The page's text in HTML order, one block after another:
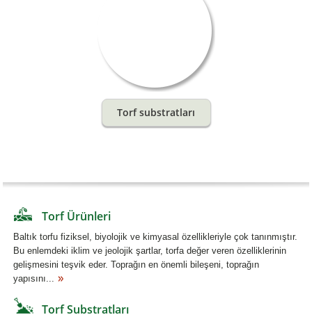
Torf substratları
Torf Ürünleri
Baltık torfu fiziksel, biyolojik ve kimyasal özellikleriyle çok tanınmıştır.
Bu enlemdeki iklim ve jeolojik şartlar, torfa değer veren özelliklerinin
gelişmesini teşvik eder. Toprağın en önemli bileşeni, toprağın
yapısını...
Torf Substratları